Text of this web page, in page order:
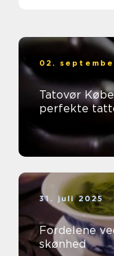
02.
Tatovør
perfekte
31. juli 2025
Fordelene
skønhed